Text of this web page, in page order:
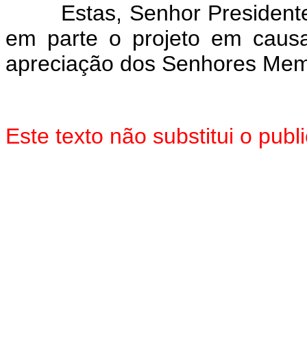
Estas, Senhor
em parte o projeto em
apreciação dos Senhores
Este texto não substitui o